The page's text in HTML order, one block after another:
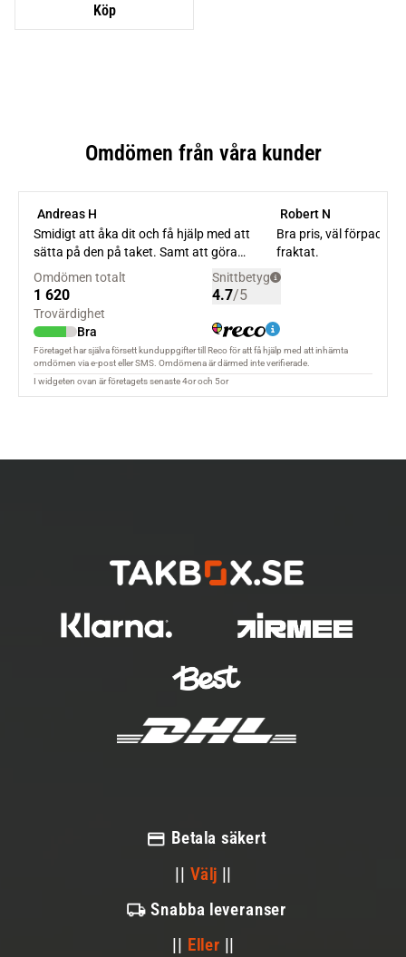
Betala säkert
|| Välj ||
Snabba leveranser
|| Eller ||